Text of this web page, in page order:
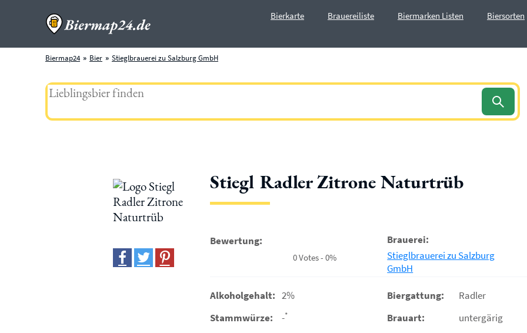
Bierkarte Brauereiliste Biermarken Listen Biersorten
Biermap24 Bier Stieglbrauerei zu Salzburg GmbH
Stiegl Radler Zitrone Naturtrüb
Bewertung:
0 Votes - 0%
Brauerei:
Stieglbrauerei zu Salzburg
GmbH
Alkoholgehalt: 2%
Stammwürze:
-*
Biergattung:
Radler
Brauart:
untergärig